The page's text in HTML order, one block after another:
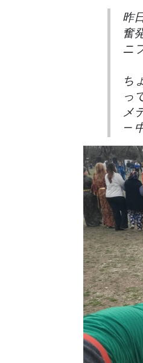
昨
奮
ニ
ち
っ
メ
—